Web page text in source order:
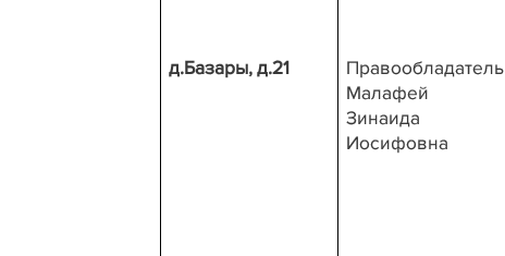
д.Базары, д.21
Правообладатель
Малафей
Зинаида
Иосифовна